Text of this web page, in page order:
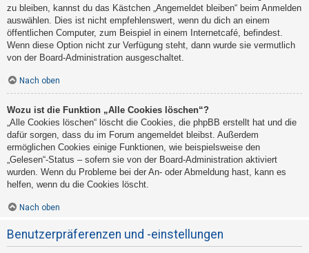
zu bleiben, kannst du das Kästchen „Angemeldet bleiben“ beim Anmelden
auswählen. Dies ist nicht empfehlenswert, wenn du dich an einem
öffentlichen Computer, zum Beispiel in einem Internetcafé, befindest.
Wenn diese Option nicht zur Verfügung steht, dann wurde sie vermutlich
von der Board-Administration ausgeschaltet.
Nach oben
Wozu ist die Funktion „Alle Cookies löschen“?
„Alle Cookies löschen“ löscht die Cookies, die phpBB erstellt hat und die
dafür sorgen, dass du im Forum angemeldet bleibst. Außerdem
ermöglichen Cookies einige Funktionen, wie beispielsweise den
„Gelesen“-Status – sofern sie von der Board-Administration aktiviert
wurden. Wenn du Probleme bei der An- oder Abmeldung hast, kann es
helfen, wenn du die Cookies löscht.
Nach oben
Benutzerpräferenzen und -einstellungen